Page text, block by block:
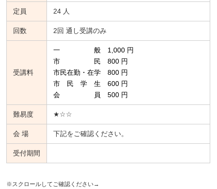
定員 24 人
回数 2回 通し受講のみ
受講料
一 般 1,000 円
市 民 800 円
市民在勤・在学 800 円
市 民 学 生 600 円
会 員 500 円
難易度 ★☆☆
会 場 下記をご確認ください。
受付期間
※スクロールしてご確認ください→